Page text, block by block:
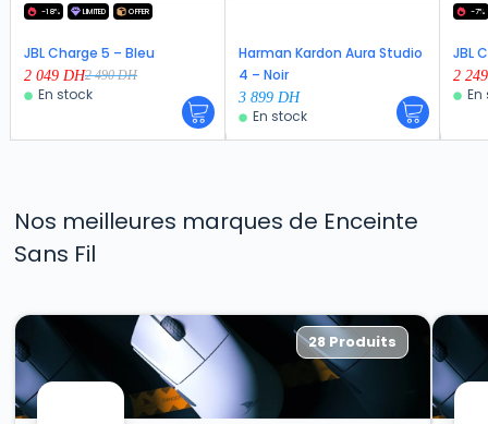
-18% LIMITED OFFER
JBL Charge 5 – Bleu
2 490DH
2 049 DH
En stock
Harman Kardon Aura Studio
4 – Noir
3 899 DH
En stock
-7%
JBL
2
En
Nos meilleures marques de Enceinte
Sans Fil
28 Produits